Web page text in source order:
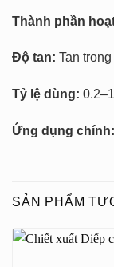
Thành phần
Độ tan: Tan
Tỷ lệ dùng:
Ứng dụng chính:
SẢN PHẨM